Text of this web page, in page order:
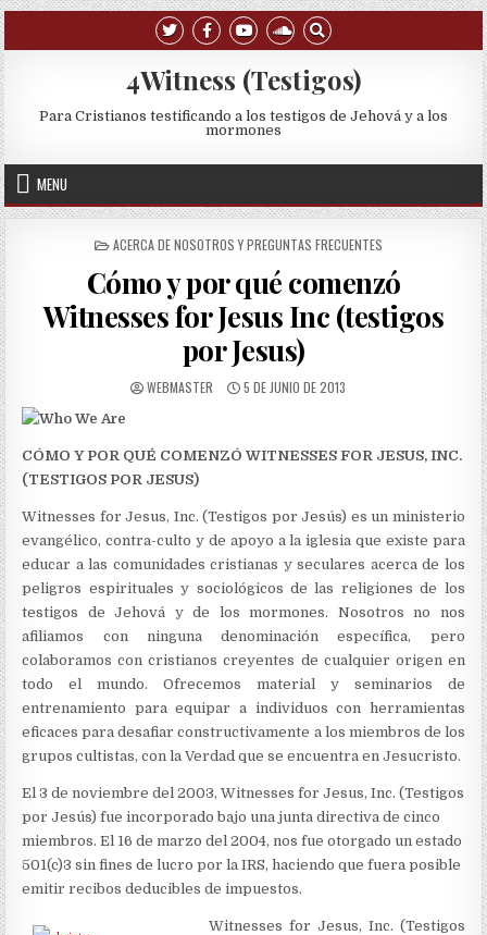
Skip to content
4Witness (Testigos)
Para Cristianos testificando a los testigos de Jehová y a los
mormones
MENU
POSTED IN
ACERCA DE NOSOTROS Y PREGUNTAS FRECUENTES
Cómo y por qué comenzó
Witnesses for Jesus Inc (testigos
por Jesus)
AUTHOR:
WEBMASTER PUBLISHED DATE:
5 DE JUNIO DE 2013
CÓMO Y POR QUÉ COMENZÓ WITNESSES FOR JESUS, INC.
(TESTIGOS POR JESUS)
Witnesses for Jesus, Inc. (Testigos por Jesús) es un ministerio
evangélico, contra-culto y de apoyo a la iglesia que existe para
educar a las comunidades cristianas y seculares acerca de los
peligros espirituales y sociológicos de las religiones de los
testigos de Jehová y de los mormones. Nosotros no nos
afiliamos con ninguna denominación específica, pero
colaboramos con cristianos creyentes de cualquier origen en
todo el mundo. Ofrecemos material y seminarios de
entrenamiento para equipar a individuos con herramientas
eficaces para desafiar constructivamente a los miembros de los
grupos cultistas, con la Verdad que se encuentra en Jesucristo.
El 3 de noviembre del 2003, Witnesses for Jesus, Inc. (Testigos
por Jesús) fue incorporado bajo una junta directiva de cinco
miembros. El 16 de marzo del 2004, nos fue otorgado un estado
501(c)3 sin fines de lucro por la IRS, haciendo que fuera posible
emitir recibos deducibles de impuestos.
Witnesses for Jesus, Inc. (Testigos